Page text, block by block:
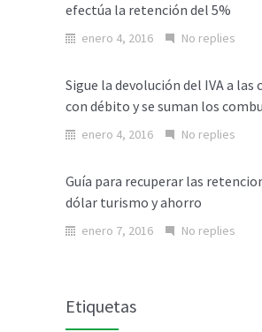
efectúa la retención del 5%
enero 4, 2016 No replies
Sigue la devolución del IVA a las
con débito y se suman los
enero 4, 2016 No replies
Guía para recuperar las
dólar turismo y ahorro
enero 7, 2016 No replies
Etiquetas